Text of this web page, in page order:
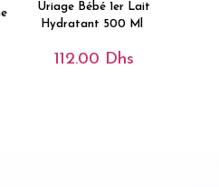
Uriage Bébé 1er Lait
Hydratant 500 Ml
112.00 Dhs